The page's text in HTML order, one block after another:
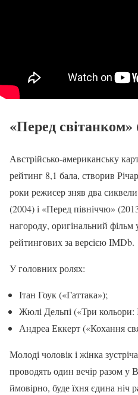
«Перед світанком»
Австрійсько-американську
рейтинг 8,1 бала, створив
роки режисер зняв два
(2004) і «Перед північчю»
нагороду, оригінальний
рейтингових за версією IMDb.
У головних ролях:
Ітан Гоук («Гаттака»);
Жюлі Дельпі («Три кольори:
Андреа Еккерт («Кохання
Молоді чоловік і жінка
проводять один вечір разом у
ймовірно, буде їхня єдина ніч